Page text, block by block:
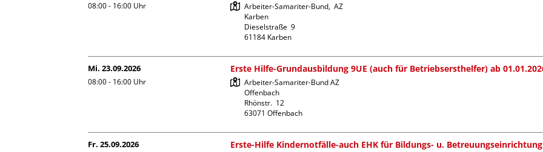
08:00 - 16:00 Uhr
Arbeiter-Samariter-Bund,  AZ
Karben
Dieselstraße  9
61184 Karben
Mi. 23.09.2026
08:00 - 16:00 Uhr
Erste Hilfe-Grundausbildung 9UE (auch für Betriebsersthelfer) ab
Arbeiter-Samariter-Bund AZ
Offenbach
Rhönstr.  12
63071 Offenbach
Fr. 25.09.2026 Erste-Hilfe Kindernotfälle-auch EHK für Bildungs- u. Betreuungseinrichtung